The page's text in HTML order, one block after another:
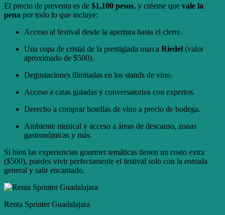
El precio de preventa es de $1,100 pesos, y créeme que vale la
pena por todo lo que incluye:
Acceso al festival desde la apertura hasta el cierre.
Una copa de cristal de la prestigiada marca Riedel (valor
aproximado de $500).
Degustaciones ilimitadas en los stands de vino.
Acceso a catas guiadas y conversatorios con expertos.
Derecho a comprar botellas de vino a precio de bodega.
Ambiente musical y acceso a áreas de descanso, zonas
gastronómicas y más.
Si bien las experiencias gourmet temáticas tienen un costo extra
($500), puedes vivir perfectamente el festival solo con la entrada
general y salir encantado.
Renta Sprinter Guadalajara